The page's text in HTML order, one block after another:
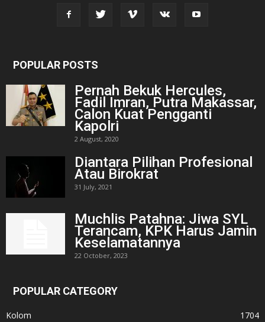
POPULAR POSTS
Pernah Bekuk Hercules,
Fadil Imran, Putra Makassar,
Calon Kuat Pengganti
Kapolri
2 August, 2020
Diantara Pilihan Profesional
Atau Birokrat
31 July, 2021
Muchlis Patahna: Jiwa SYL
Terancam, KPK Harus Jamin
Keselamatannya
22 October, 2023
POPULAR CATEGORY
Kolom 1704